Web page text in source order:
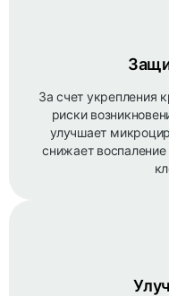
За счет укрепления
риски
улучшает
снижает